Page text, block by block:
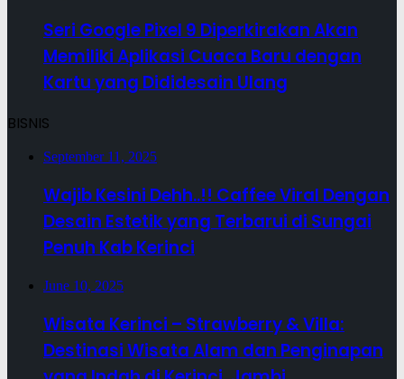
Seri Google Pixel 9 Diperkirakan Akan
Memiliki Aplikasi Cuaca Baru dengan
Kartu yang Dididesain Ulang
BISNIS
September 11, 2025
Wajib Kesini Dehh..!! Caffee Viral Dengan
Desain Estetik yang Terbarui di Sungai
Penuh Kab Kerinci
June 10, 2025
Wisata Kerinci – Strawberry & Villa:
Destinasi Wisata Alam dan Penginapan